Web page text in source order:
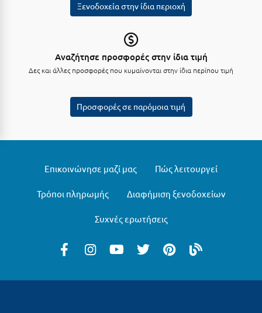
Λακόπετρα Αχαΐας
Λεπτοκαρυά
Λέσβος
Λιτόχωρο
Ξενοδοχεία στην ίδια περιοχή
Αναζήτησε προσφορές στην ίδια τιμή
Δες και άλλες προσφορές που κυμαίνονται στην ίδια περίπου τιμή
Προσφορές σε παρόμοια τιμή
Επικοινώνησε μαζί μας Πώς λειτουργεί
Τρόποι πληρωμής Διαφήμιση ξενοδοχείων
Συχνές ερωτήσεις